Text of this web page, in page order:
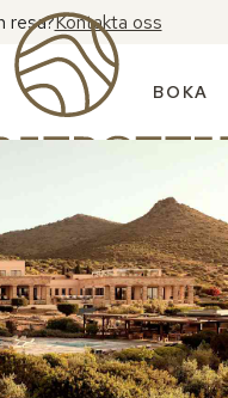
resa?Kontakta oss
BOKA